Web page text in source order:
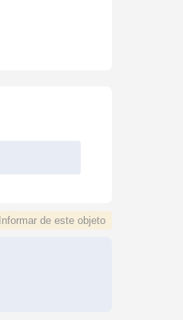
Informar de este objeto